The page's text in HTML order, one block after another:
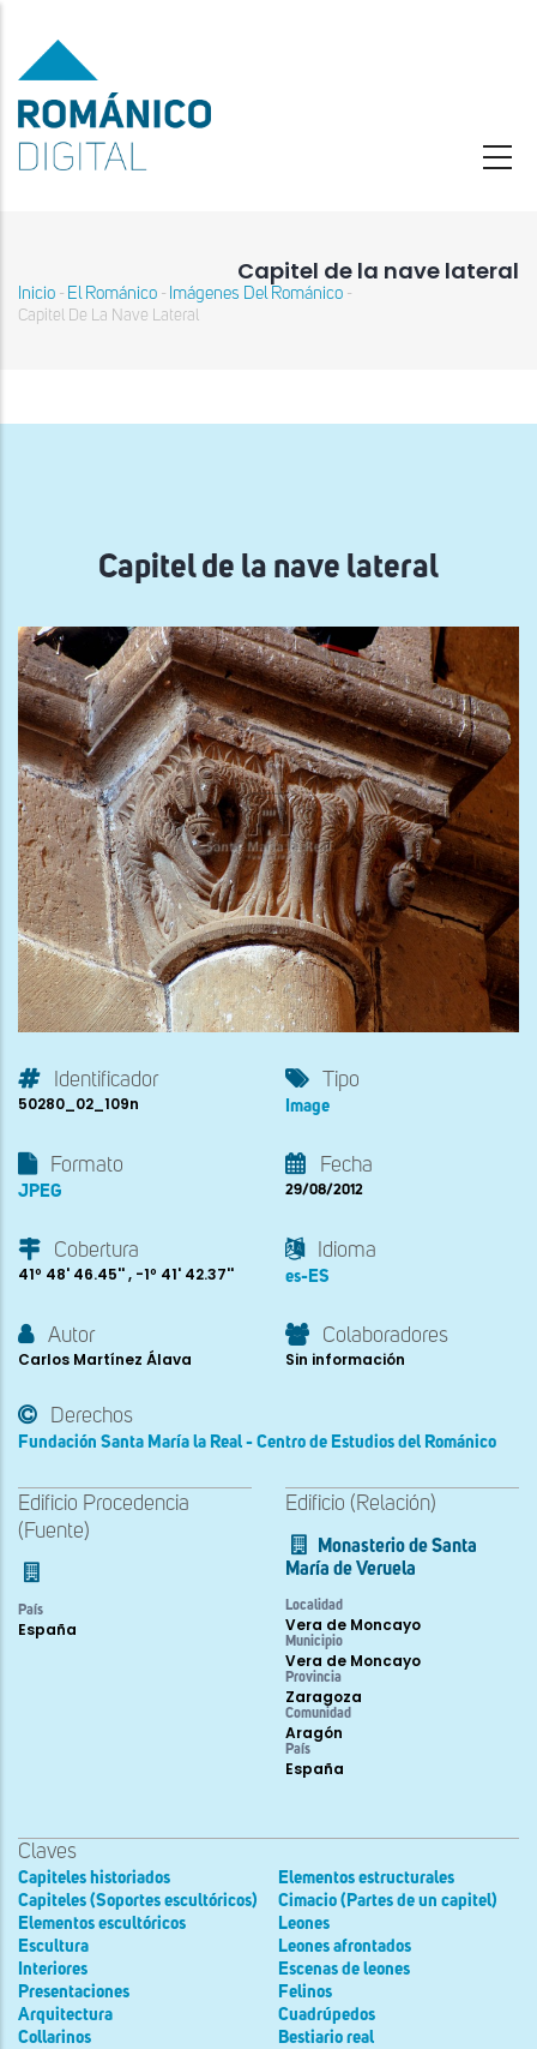
contenido
principal
Capitel de la nave lateral
Sobrescribir
ayuda
Inicio - El Románico - Imágenes Del Románico -
Capitel De La Nave Lateral
Capitel de la nave lateral
Identificador
50280_02_109n
Tipo
Image
Formato
JPEG
Fecha
29/08/2012
Cobertura
41º 48' 46.45'' , -1º 41' 42.37''
Idioma
es-ES
Autor
Carlos Martínez Álava
Colaboradores
Sin información
Derechos
Fundación Santa María la Real - Centro de Estudios del Románico
Edificio Procedencia
(Fuente)
País
España
Edificio (Relación)
Monasterio de Santa
María de Veruela
Localidad
Vera de Moncayo
Municipio
Vera de Moncayo
Provincia
Zaragoza
Comunidad
Aragón
País
España
Claves
Capiteles historiados
Capiteles (Soportes escultóricos)
Elementos escultóricos
Escultura
Interiores
Presentaciones
Arquitectura
Collarinos
Elementos estructurales
Cimacio (Partes de un capitel)
Leones
Leones afrontados
Escenas de leones
Felinos
Cuadrúpedos
Bestiario real